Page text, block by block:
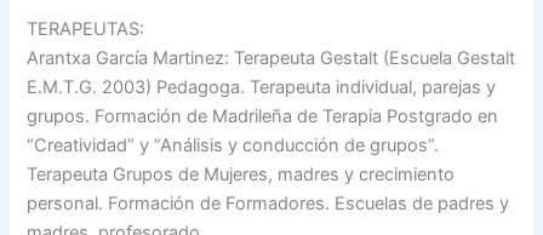
TERAPEUTAS:
Arantxa García Martinez: Terapeuta Gestalt (Escuela Gestalt
E.M.T.G. 2003) Pedagoga. Terapeuta individual, parejas y
grupos. Formación de Madrileña de Terapia Postgrado en
“Creatividad” y “Análisis y conducción de grupos”.
Terapeuta Grupos de Mujeres, madres y crecimiento
personal. Formación de Formadores. Escuelas de padres y